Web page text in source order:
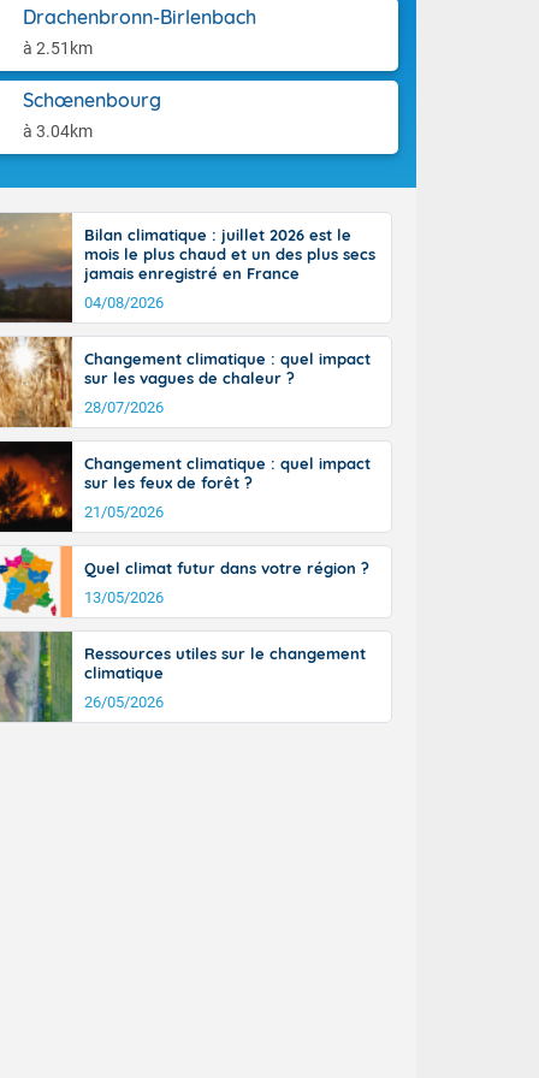
Drachenbronn-Birlenbach
à 2.51km
Schœnenbourg
à 3.04km
de
reste du
orages
le rivage
virulents
et
sur le
localement
de la
90 à 110
de Manche
avec
Rhône-
entrées
aux
du
peuvent
nord-
les rafales
et sur le
vallée
Bilan climatique : juillet 2026 est le
mois le plus chaud et un des plus secs
jamais enregistré en France
04/08/2026
Changement climatique : quel impact
sur les vagues de chaleur ?
28/07/2026
Changement climatique : quel impact
sur les feux de forêt ?
21/05/2026
Quel climat futur dans votre région ?
13/05/2026
Ressources utiles sur le changement
climatique
26/05/2026